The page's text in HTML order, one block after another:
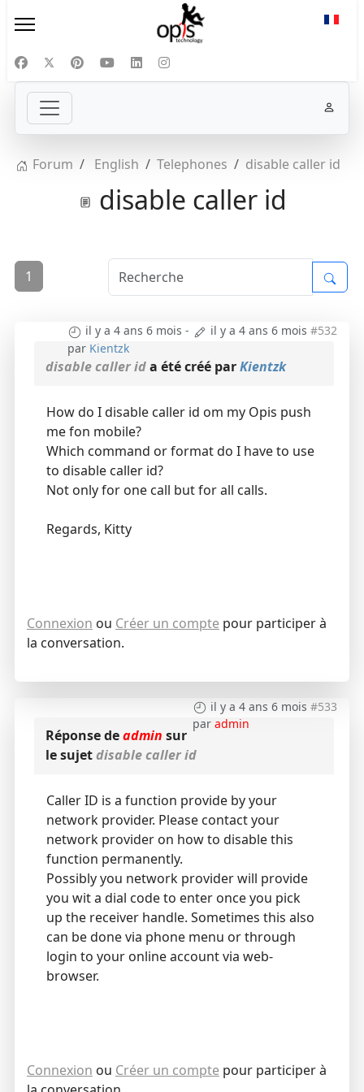
Forum English Telephones disable caller id
disable caller id
1
il y a 4 ans 6 mois - il y a 4 ans 6 mois #532
par Kientzk
disable caller ida été créé parKientzk
How do I disable caller id om my Opis push
me fon mobile?
Which command or format do I have to use
to disable caller id?
Not only for one call but for all calls.
Regards, Kitty
Connexion ou Créer un compte pour participer à
la conversation.
il y a 4 ans 6 mois #533
paradmin
Réponse deadmin sur
le sujetdisable caller id
Caller ID is a function provide by your
network provider. Please contact your
network provider on how to disable this
function permanently.
Possibly you network provider will provide
you wit a dial code to enter once you pick
up the receiver handle. Sometimes this also
can be done via phone menu or through
login to your online account via web-
browser.
Connexion ou Créer un compte pour participer à